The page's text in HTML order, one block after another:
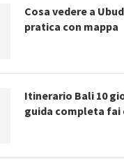
Cosa vedere a
pratica con mappa
Itinerario Bali 10
guida completa fai